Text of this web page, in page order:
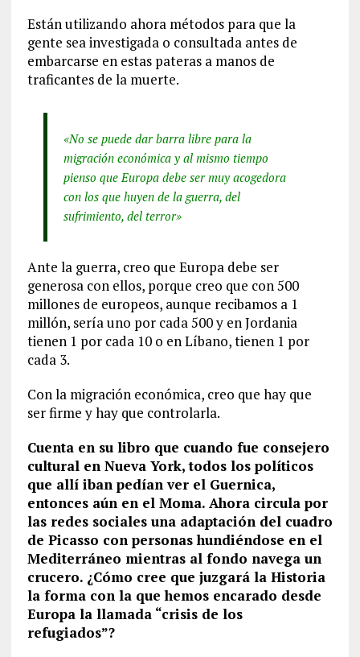
Están utilizando ahora métodos para que la
gente sea investigada o consultada antes de
embarcarse en estas pateras a manos de
traficantes de la muerte.
«No se puede dar barra libre para la
migración económica y al mismo tiempo
pienso que Europa debe ser muy acogedora
con los que huyen de la guerra, del
sufrimiento, del terror»
Ante la guerra, creo que Europa debe ser
generosa con ellos, porque creo que con 500
millones de europeos, aunque recibamos a 1
millón, sería uno por cada 500 y en Jordania
tienen 1 por cada 10 o en Líbano, tienen 1 por
cada 3.
Con la migración económica, creo que hay que
ser firme y hay que controlarla.
Cuenta en su libro que cuando fue consejero
cultural en Nueva York, todos los políticos
que allí iban pedían ver el Guernica,
entonces aún en el Moma. Ahora circula por
las redes sociales una adaptación del cuadro
de Picasso con personas hundiéndose en el
Mediterráneo mientras al fondo navega un
crucero. ¿Cómo cree que juzgará la Historia
la forma con la que hemos encarado desde
Europa la llamada “crisis de los
refugiados”?